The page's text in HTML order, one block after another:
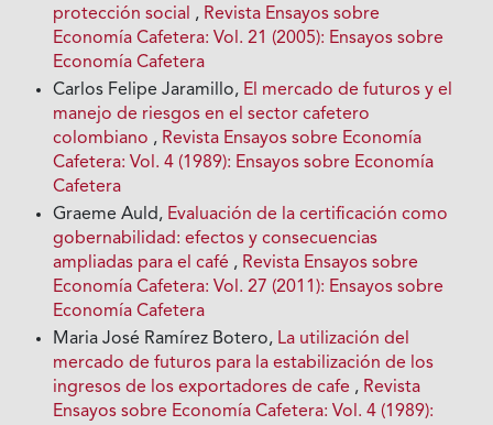
protección social , Revista Ensayos sobre
Economía Cafetera: Vol. 21 (2005): Ensayos sobre
Economía Cafetera
Carlos Felipe Jaramillo, El mercado de futuros y el
manejo de riesgos en el sector cafetero
colombiano , Revista Ensayos sobre Economía
Cafetera: Vol. 4 (1989): Ensayos sobre Economía
Cafetera
Graeme Auld, Evaluación de la certificación como
gobernabilidad: efectos y consecuencias
ampliadas para el café , Revista Ensayos sobre
Economía Cafetera: Vol. 27 (2011): Ensayos sobre
Economía Cafetera
Maria José Ramírez Botero, La utilización del
mercado de futuros para la estabilización de los
ingresos de los exportadores de cafe , Revista
Ensayos sobre Economía Cafetera: Vol. 4 (1989):